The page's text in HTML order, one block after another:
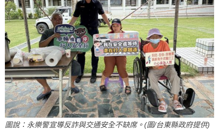
圖說：永樂警宣導反詐與交通安全不缺席。(圖/台東縣政府提供)